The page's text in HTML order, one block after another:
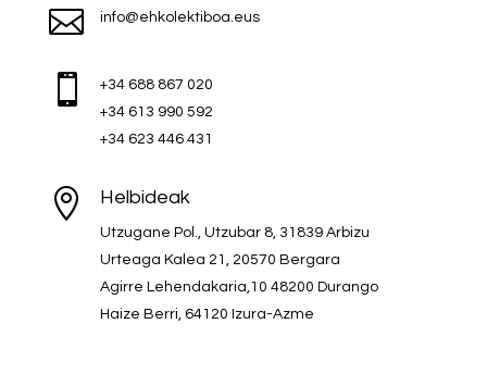
 info@ehkolektiboa.eus

+34 688 867 020
+34 613 990 592
+34 623 446 431
 Helbideak
Utzugane Pol., Utzubar 8, 31839 Arbizu
Urteaga Kalea 21, 20570 Bergara
Agirre Lehendakaria,10 48200 Durango
Haize Berri, 64120 Izura-Azme